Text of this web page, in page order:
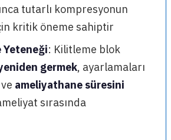
tutarlı kompresyonun
kritik öneme sahiptir
Yeteneği: Kilitleme blok
germek, ayarlamaları
ameliyathane süresini
sırasında